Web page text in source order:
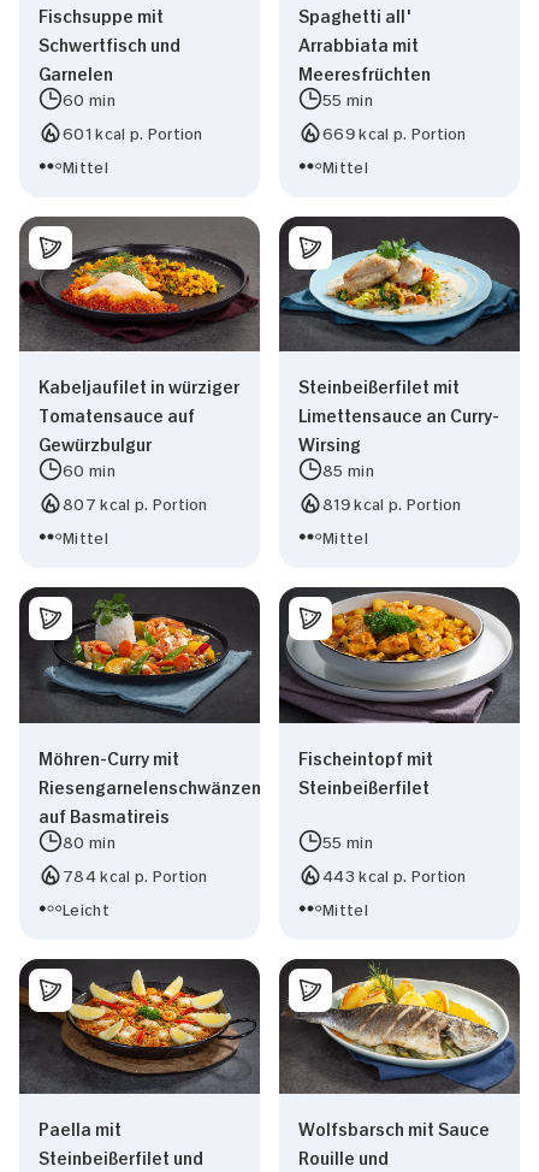
Zustimmung Details
Diese Webseite verwendet Cookies
zu personalisieren, Funktionen für soziale
Medien anbieten zu können und die Zugriffe auf
unsere Website zu analysieren. Außerdem geben
wir Informationen zu Ihrer Verwendung unserer
Werbung und Analysen weiter. Unsere Partner
führen diese Informationen möglicherweise mit
weiteren Daten zusammen, die Sie ihnen
bereitgestellt haben oder die sie im Rahmen
Einwilligungsauswahl
Notwendig
Statistiken
Marketing
Fischsuppe mit
Schwertfisch und
Garnelen
60 min
601 kcal p. Portion
Mittel
Spaghetti all'
Arrabbiata mit
Meeresfrüchten
55 min
669 kcal p. Portion
Mittel
Kabeljaufilet in würziger
Tomatensauce auf
Gewürzbulgur
60 min
807 kcal p. Portion
Mittel
Steinbeißerfilet mit
Limettensauce an Curry-
Wirsing
85 min
819 kcal p. Portion
Mittel
Möhren-Curry mit
Riesengarnelenschwänzen
auf Basmatireis
80 min
784 kcal p. Portion
Leicht
Fischeintopf mit
Steinbeißerfilet
55 min
443 kcal p. Portion
Mittel
Paella mit
Steinbeißerfilet und
Wolfsbarsch mit Sauce
Rouille und